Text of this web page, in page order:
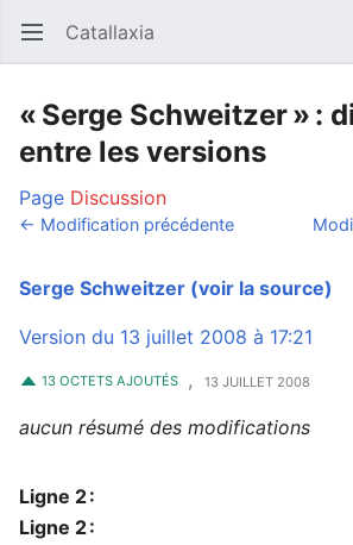
Ouvrir le menu principal Catallaxia
« Serge Schweitzer » :
entre les versions
Page Discussion
← Modification précédente
Serge Schweitzer (voir la source)
Version du 13 juillet 2008 à 17:21
13 OCTETS AJOUTÉS , 13 JUILLET 2008
aucun résumé des modifications
Ligne 2 :
Ligne 2 :